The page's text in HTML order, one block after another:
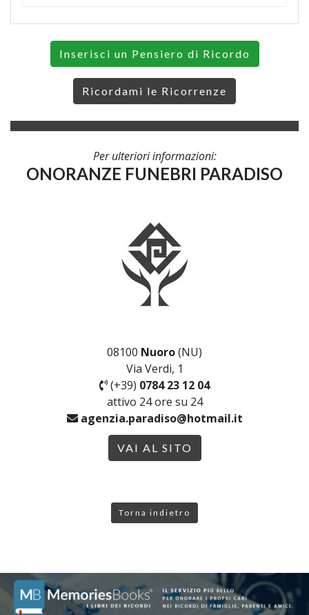
Inserisci un Pensiero di Ricordo
Ricordami le Ricorrenze
Per ulteriori informazioni:
ONORANZE FUNEBRI PARADISO
08100 Nuoro(NU)
Via Verdi, 1
(+39) 0784 23 12 04
attivo 24 ore su 24
agenzia.paradiso@hotmail.it
VAI AL SITO
Torna indietro